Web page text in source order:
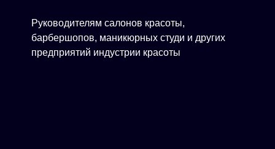
Руководителям салонов красоты,
барбершопов, маникюрных студи и других
предприятий индустрии красоты